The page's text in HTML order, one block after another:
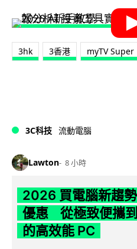
3hk 3香港 myTV Super
3C科技 流動電腦
Lawton 8 小時
2026 買電腦新趨
優惠 從極致便攜
的高效能 PC